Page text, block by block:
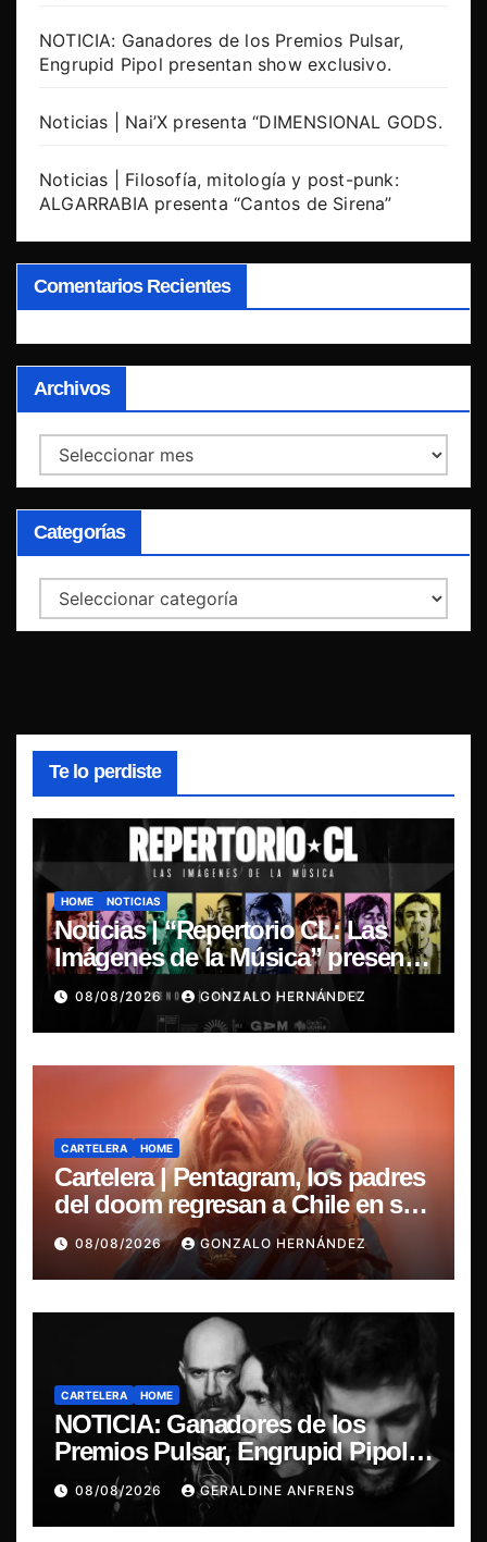
NOTICIA: Ganadores de los Premios Pulsar,
Engrupid Pipol presentan show exclusivo.
Noticias | Nai’X presenta “DIMENSIONAL GODS.
Noticias | Filosofía, mitología y post-punk:
ALGARRABIA presenta “Cantos de Sirena”
Comentarios Recientes
Archivos
Archivos
Categorías
Categorías
Te lo perdiste
HOME NOTICIAS
Noticias | “Repertorio CL: Las
Imágenes de la Música” presenta
la esencia del nuevo sonido
nacional
08/08/2026 GONZALO HERNÁNDEZ
CARTELERA HOME
Cartelera | Pentagram, los padres
del doom regresan a Chile en su
última misa
08/08/2026 GONZALO HERNÁNDEZ
CARTELERA HOME
NOTICIA: Ganadores de los
Premios Pulsar, Engrupid Pipol
presentan show exclusivo.
08/08/2026 GERALDINE ANFRENS